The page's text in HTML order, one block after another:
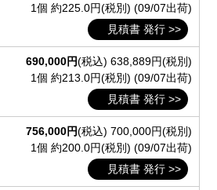
1個 約225.0円(税別) (09/07出荷)
見積書 発行 >>
690,000円(税込) 638,889円(税別)
1個 約213.0円(税別) (09/07出荷)
見積書 発行 >>
756,000円(税込) 700,000円(税別)
1個 約200.0円(税別) (09/07出荷)
見積書 発行 >>